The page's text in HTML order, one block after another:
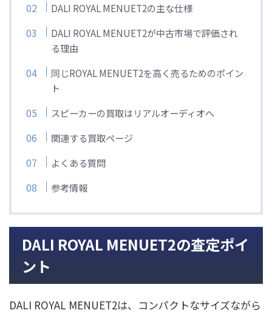
DALI ROYAL MENUET2の主な仕様
DALI ROYAL MENUET2が中古市場で評価され
る理由
同じROYAL MENUET2を高く売るためのポイン
ト
スピーカーの買取はリアルオーディオへ
関連する買取ページ
よくある質問
参考情報
DALI ROYAL MENUET2の査定ポイ
ント
DALI ROYAL MENUET2は、コンパクトなサイズながら